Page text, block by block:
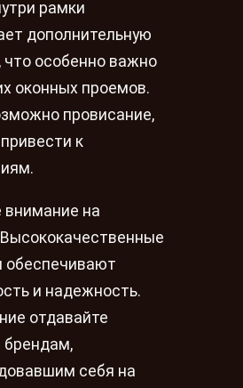
рамки
дополнительную
что особенно важно
оконных проемов.
провисание,
к
на
Высококачественные
обеспечивают
и надежность.
отдавайте
себя на